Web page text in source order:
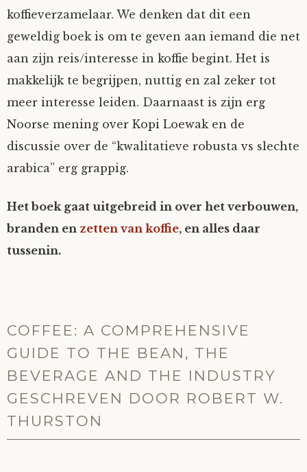
koffieverzamelaar. We denken dat dit een
geweldig boek is om te geven aan iemand die net
aan zijn reis/interesse in koffie begint. Het is
makkelijk te begrijpen, nuttig en zal zeker tot
meer interesse leiden. Daarnaast is zijn erg
Noorse mening over Kopi Loewak en de
discussie over de “kwalitatieve robusta vs slechte
arabica” erg grappig.
Het boek gaat uitgebreid in over het verbouwen,
branden en zetten van koffie, en alles daar
tussenin.
COFFEE: A COMPREHENSIVE
GUIDE TO THE BEAN, THE
BEVERAGE AND THE INDUSTRY
GESCHREVEN DOOR ROBERT W.
THURSTON